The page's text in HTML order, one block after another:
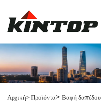
Αρχική>Προϊόντα> Βαφή δαπέδου